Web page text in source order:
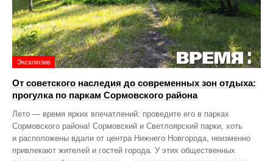
Эксклюзив
От советского наследия до современных зон отдыха:
прогулка по паркам Сормовского района
Лето — время ярких впечатлений: проведите его в парках
Сормовского района! Сормовский и Светлоярский парки, хоть
и расположены вдали от центра Нижнего Новгорода, неизменно
привлекают жителей и гостей города. У этих общественных